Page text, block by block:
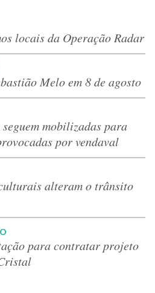
locais da Operação Radar
Melo em 8 de agosto
mobilizadas para
por vendaval
alteram o trânsito
para contratar projeto